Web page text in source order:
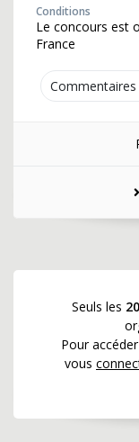
Commentaires
Conditions
Le concours est
France
Seuls les
Pour
vous